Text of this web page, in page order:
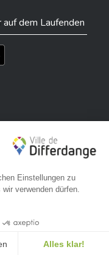
dem Laufenden
sur Play Store
Differdingen
✕
je vous aider ?